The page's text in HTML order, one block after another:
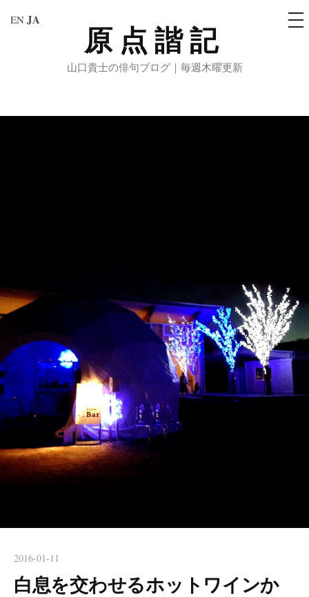
原点諧記
山口貴士の俳句ブログ｜毎週木曜更新
メ
ニ
2016-01-11
白息を交わせるホットワインか
EN JA